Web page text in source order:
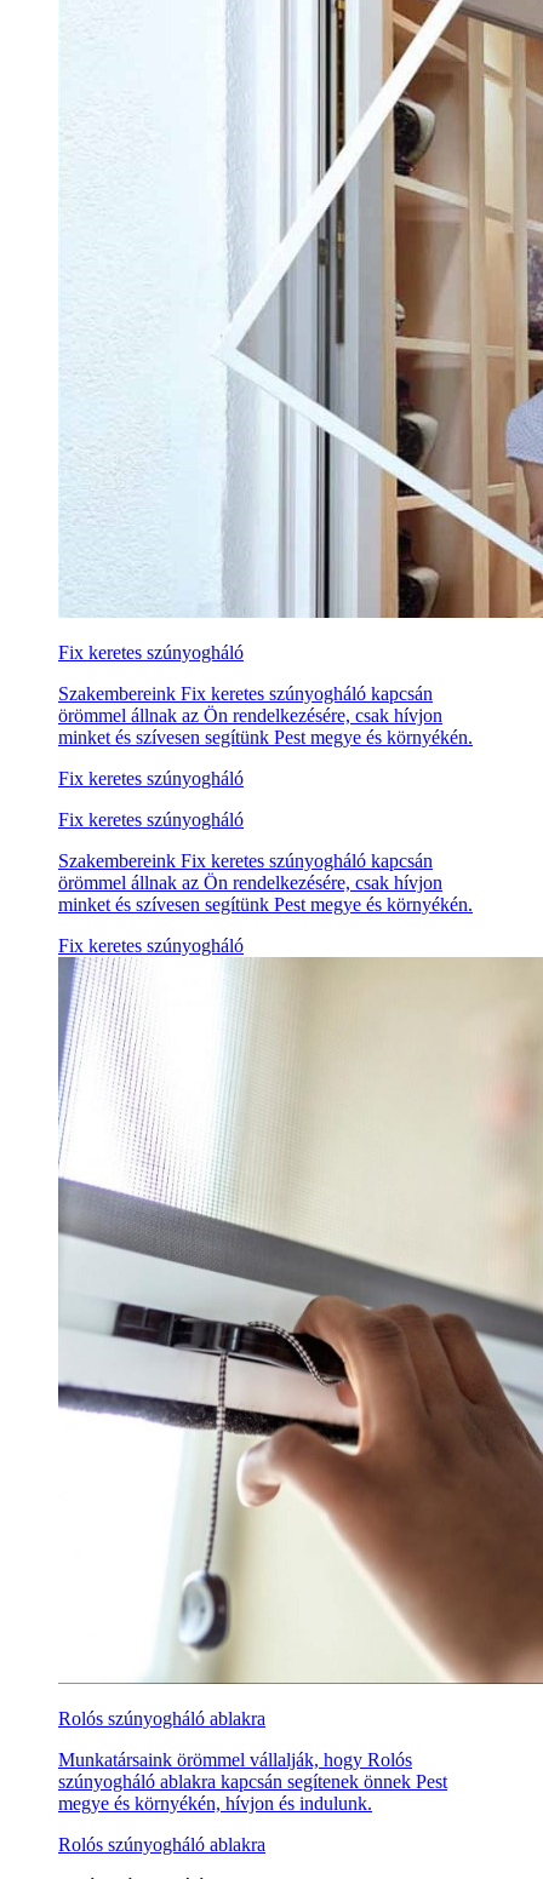
Fix keretes szúnyogháló
Szakembereink Fix keretes szúnyogháló kapcsán
örömmel állnak az Ön rendelkezésére, csak hívjon
minket és szívesen segítünk Pest megye és környékén.
Fix keretes szúnyogháló
Fix keretes szúnyogháló
Szakembereink Fix keretes szúnyogháló kapcsán
örömmel állnak az Ön rendelkezésére, csak hívjon
minket és szívesen segítünk Pest megye és környékén.
Fix keretes szúnyogháló
Rolós szúnyogháló ablakra
Munkatársaink örömmel vállalják, hogy Rolós
szúnyogháló ablakra kapcsán segítenek önnek Pest
megye és környékén, hívjon és indulunk.
Rolós szúnyogháló ablakra